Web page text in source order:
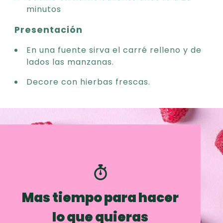
minutos
Presentación
En una fuente sirva el carré relleno y de
lados las manzanas.
Decore con hierbas frescas.
Mas tiempo para hacer
lo que quieras